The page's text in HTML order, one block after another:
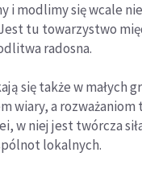
i modlimy się wcale
tu towarzystwo
radosna.
się także w małych
wiary, a rozważaniom
w niej jest twórcza
lokalnych.